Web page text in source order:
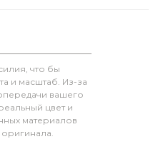
что бы
и масштаб. Из-за
вашего
цвет и
материалов
оригинала.